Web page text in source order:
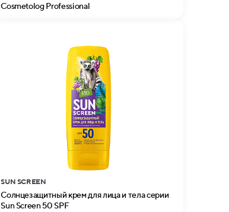
Cosmetolog Professional
SUN SCREEN
Солнцезащитный крем для лица и тела серии
Sun Screen 50 SPF